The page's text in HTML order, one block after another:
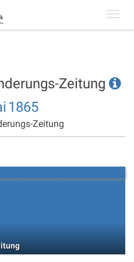
Zeitung
1865
Zeitung